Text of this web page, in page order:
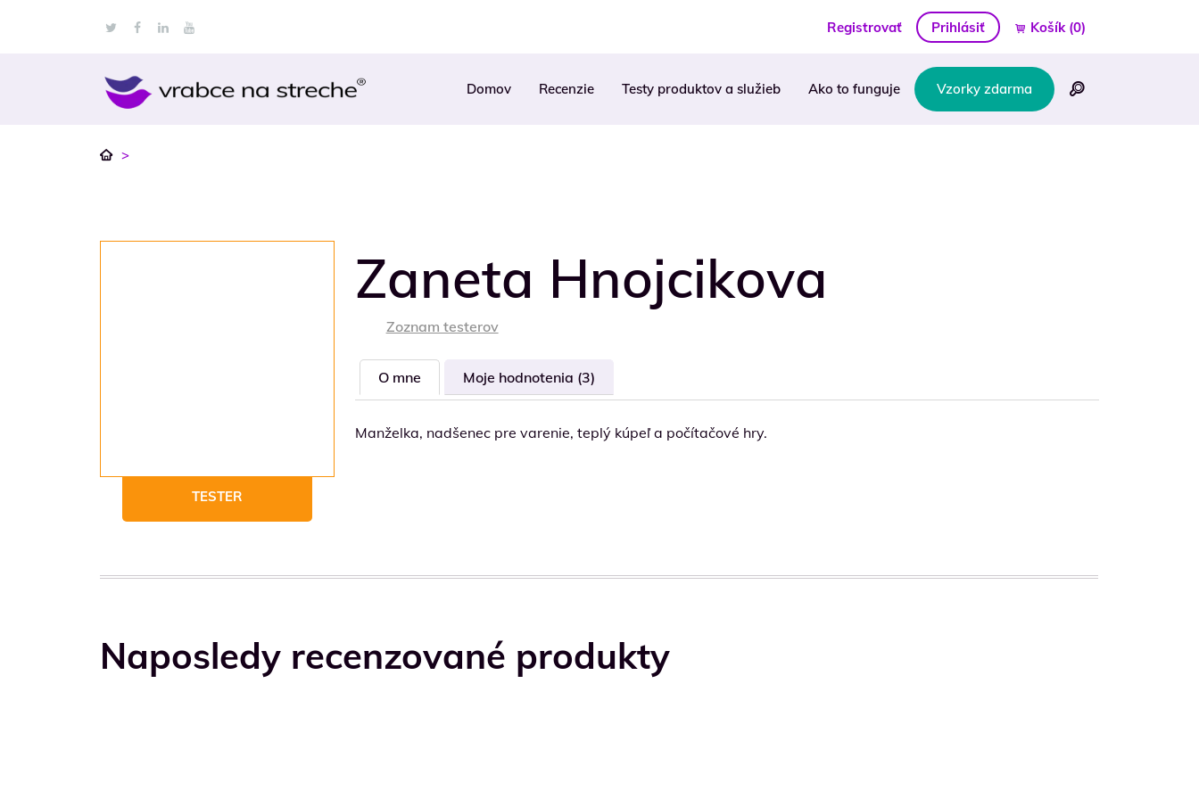
Registrovať Prihlásiť Košík (0)
Domov Recenzie Testy produktov a služieb Ako to funguje Vzorky zdarma
>
TESTER
Zaneta Hnojcikova
Zoznam testerov
O mne Moje hodnotenia (3)
Manželka, nadšenec pre varenie, teplý kúpeľ a počítačové hry.
Naposledy recenzované produkty